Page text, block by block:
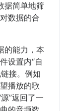
据简单地筛
数据的合
的能力，本
设置内“自
接。例如
播放的歌
”返回了一